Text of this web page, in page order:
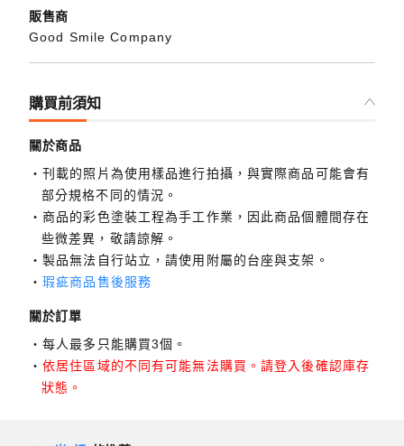
販售商
Good Smile Company
購買前須知
關於商品
刊載的照片為使用樣品進行拍攝，與實際商品可能會有
部分規格不同的情況。
商品的彩色塗裝工程為手工作業，因此商品個體間存在
些微差異，敬請諒解。
製品無法自行站立，請使用附屬的台座與支架。
瑕疵商品售後服務
關於訂單
每人最多只能購買3個。
依居住區域的不同有可能無法購買。請登入後確認庫存
狀態。